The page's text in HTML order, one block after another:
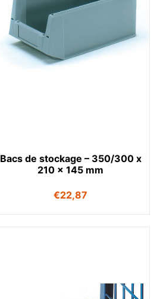
Bacs de stockage – 350/300 x
210 x 145 mm
€22,87